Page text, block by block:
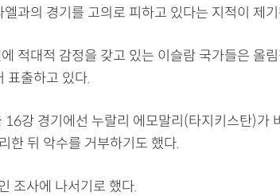
과의 경기를 고의로 피하고 있다는 지적이 제
적대적 감정을 갖고 있는 이슬람 국가들은 올
표출하고 있다.
강 경기에선 누랄리 에모말리(타지키스탄)가
한 뒤 악수를 거부하기도 했다.
조사에 나서기로 했다.